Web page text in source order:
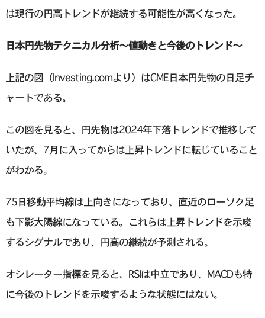
は現行の円高トレンドが継続する可能性が高くなった。
日本円先物テクニカル分析〜値動きと今後のトレンド〜
上記の図（Investing.comより）はCME日本円先物の日足チ
ャートである。
この図を見ると、円先物は2024年下落トレンドで推移して
いたが、7月に入ってからは上昇トレンドに転じていること
がわかる。
75日移動平均線は上向きになっており、直近のローソク足
も下影大陽線になっている。これらは上昇トレンドを示唆
するシグナルであり、円高の継続が予測される。
オシレーター指標を見ると、RSIは中立であり、MACDも特
に今後のトレンドを示唆するような状態にはない。